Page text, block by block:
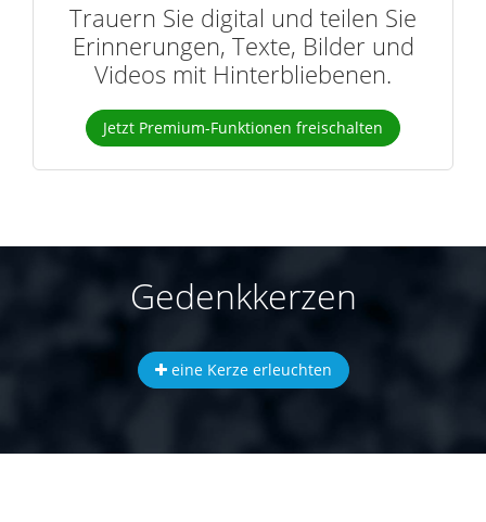
Trauern Sie digital und teilen Sie
Erinnerungen, Texte, Bilder und
Videos mit Hinterbliebenen.
Jetzt Premium-Funktionen freischalten
Gedenkkerzen
eine Kerze erleuchten